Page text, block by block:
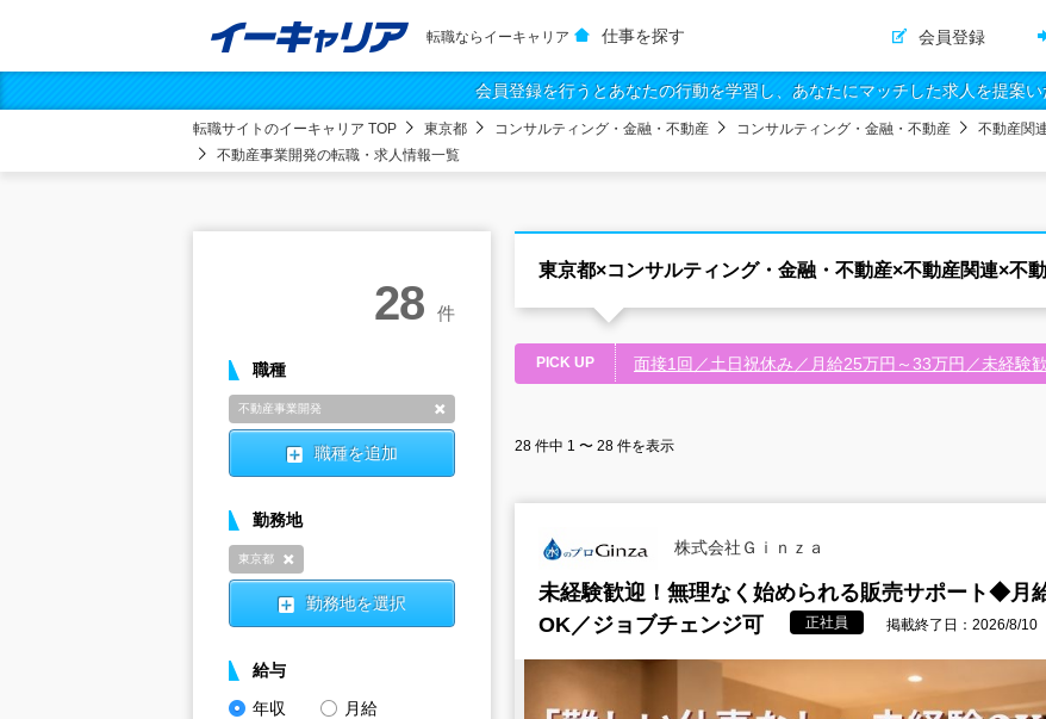
転職ならイーキャリア 仕事を探す 会員登録
会員登録を行うとあなたの行動を学習し、あなたにマッチした求人を提案い
転職サイトのイーキャリア TOP 東京都 コンサルティング・金融・不動産 コンサルティング・金融・不動産 不動産関
不動産事業開発の転職・求人情報一覧
東京都×コンサルティング・金融・不動産×不動産関連×不
PICK UP 面接1回／土日祝休み／月給25万円～33万円／未経験
28 件中 1 〜 28 件を表示
株式会社Ｇｉｎｚａ
未経験歓迎！無理なく始められる販売サポート◆月
OK／ジョブチェンジ可
正社員 掲載終了日：2026/8/10
28 件
職種
不動産事業開発
職種を追加
勤務地
東京都
勤務地を選択
給与
年収
月給